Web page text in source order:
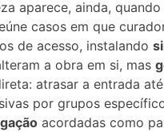
aparece, ainda,
casos em que
de acesso, instalando
a obra em si, mas
atrasar a entrada
por grupos
acordadas como